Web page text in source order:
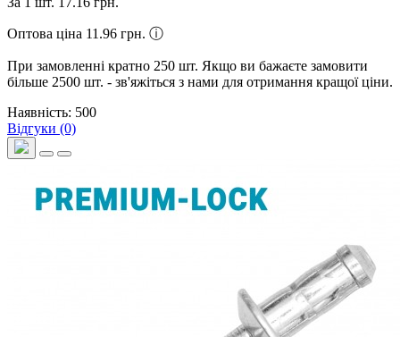
Оптова ціна 11.96 грн. ⓘ
При замовленні кратно 250 шт. Якщо ви бажаєте замовити
більше 2500 шт. - зв'яжіться з нами для отримання кращої ціни.
Наявність: 500
Відгуки (0)